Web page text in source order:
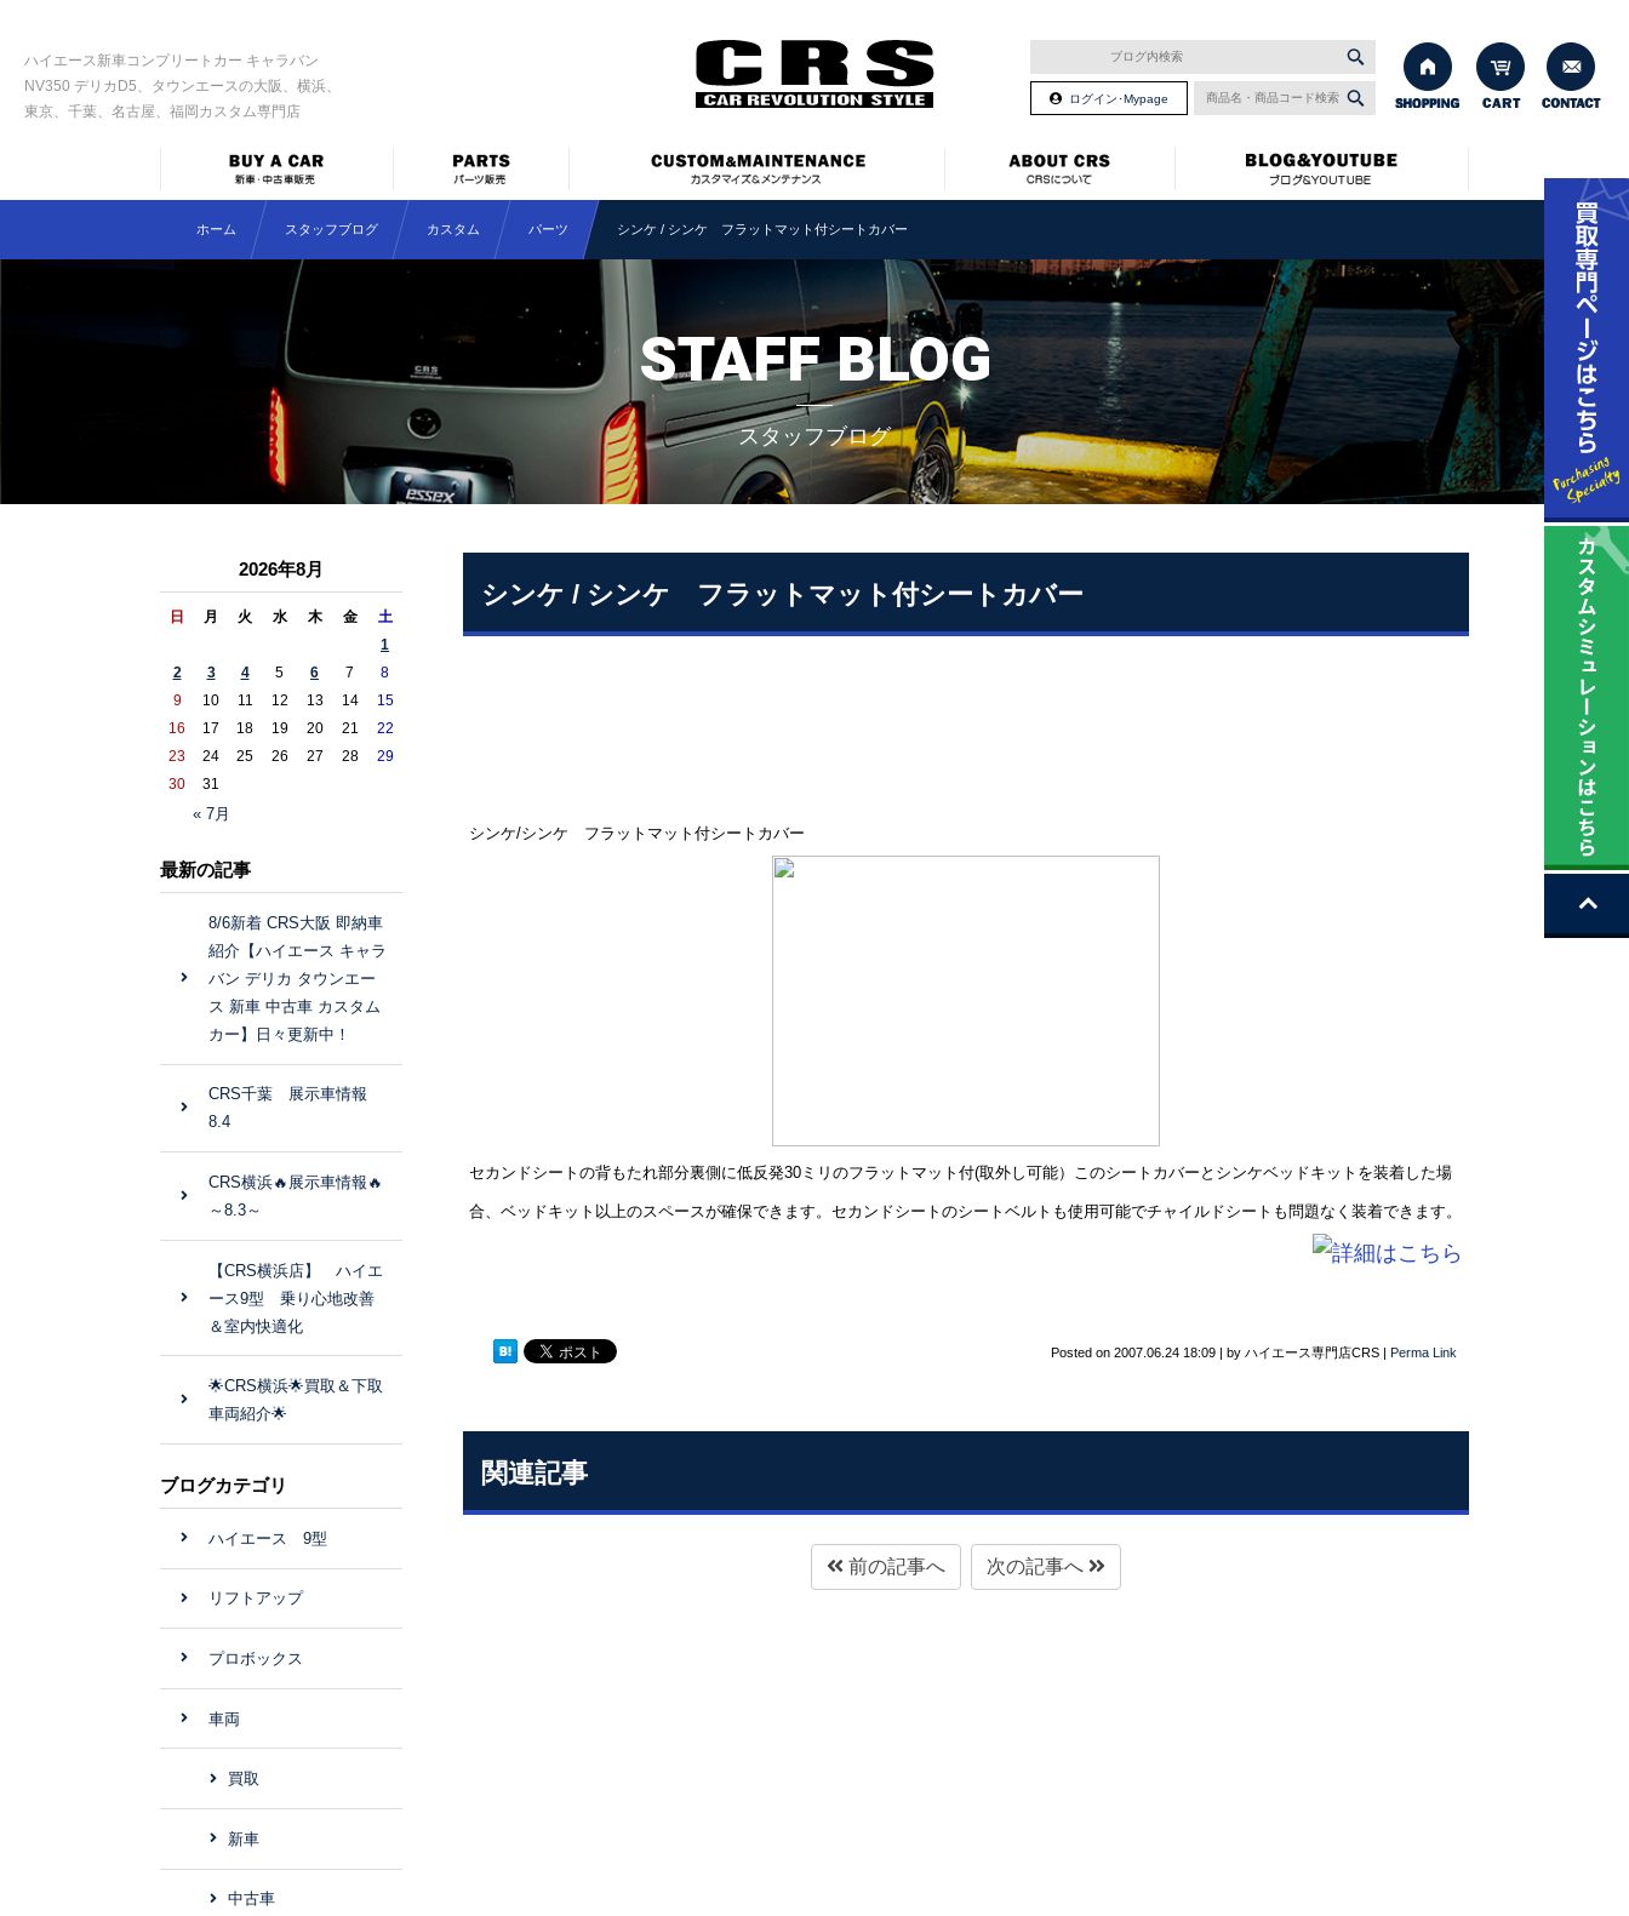
ハイエース新車コンプリートカー キャラバン
NV350 デリカD5、タウンエースの大阪、横浜、
東京、千葉、名古屋、福岡カスタム専門店
ログイン･Mypage
ホーム スタッフブログ カスタム パーツ シンケ / シンケ フラットマット付シートカバー
STAFF BLOG
スタッフブログ
シンケ / シンケ フラットマット付シートカバー
シンケ/シンケ フラットマット付シートカバー
セカンドシートの背もたれ部分裏側に低反発30ミリのフラットマット付(取外し可能）このシートカバーとシンケベッドキットを装着した場
合、ベッドキット以上のスペースが確保できます。セカンドシートのシートベルトも使用可能でチャイルドシートも問題なく装着できます。
Posted on 2007.06.24 18:09 | by ハイエース専門店CRS | Perma Link
関連記事
前の記事へ 次の記事へ
2026年8月
日 月 火 水 木 金 土
« 7月
1
2
3 4 5 6 7
8
9
10 11 12 13 14
15
16
17 18 19 20 21
22
23
24 25 26 27 28
29
30
31
最新の記事
8/6新着 CRS大阪 即納車
紹介【ハイエース キャラ
バン デリカ タウンエー
ス 新車 中古車 カスタム
カー】日々更新中！
CRS千葉 展示車情報
8.4
CRS横浜🔥展示車情報🔥
～8.3～
【CRS横浜店】 ハイエ
ース9型 乗り心地改善
＆室内快適化
🌟CRS横浜🌟買取＆下取
車両紹介🌟
ブログカテゴリ
ハイエース 9型
リフトアップ
プロボックス
車両
買取
新車
中古車